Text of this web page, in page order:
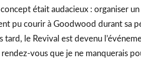
concept était audacieux : organiser
pu courir à Goodwood durant sa
le Revival est devenu
vous que je ne manquerais